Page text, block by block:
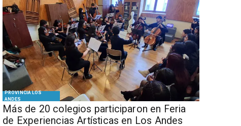
PROVINCIA LOS
ANDES
Más de 20 colegios participaron en Feria
de Experiencias Artísticas en Los Andes